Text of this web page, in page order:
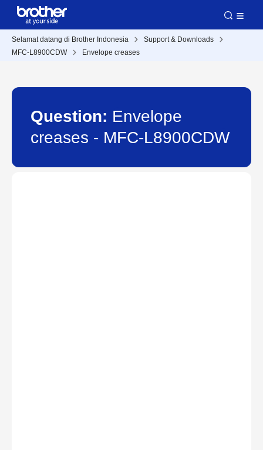
Selamat datang di Brother Indonesia
Support & Downloads
MFC-L8900CDW
Envelope creases
Question: Envelope
creases - MFC-L8900CDW